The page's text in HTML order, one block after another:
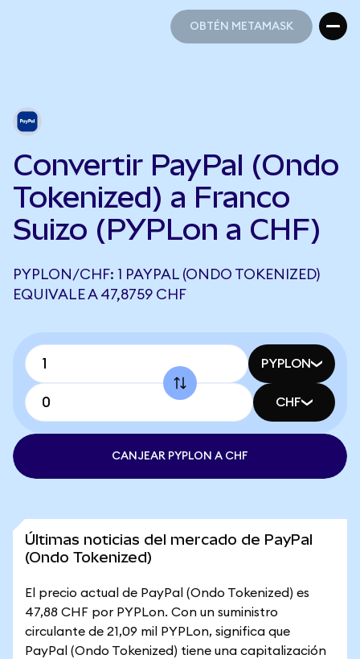
OBTÉN METAMASK
Convertir PayPal (Ondo
Tokenized) a Franco
Suizo (PYPLon a CHF)
PYPLON/CHF: 1 PAYPAL (ONDO TOKENIZED)
EQUIVALE A 47,8759 CHF
PYPLON
CHF
CANJEAR PYPLON A CHF
Últimas noticias del mercado de PayPal
(Ondo Tokenized)
El precio actual de PayPal (Ondo Tokenized) es
47,88 CHF por PYPLon. Con un suministro
circulante de 21,09 mil PYPLon, significa que
PayPal (Ondo Tokenized) tiene una capitalización